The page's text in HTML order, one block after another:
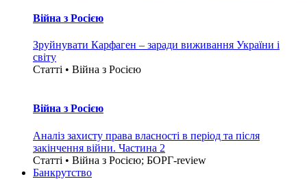
Війна з Росією
Зруйнувати Карфаген – заради виживання України і
світу
Статті • Війна з Росією
Війна з Росією
Аналіз захисту права власності в період та після
закінчення війни. Частина 2
Статті • Війна з Росією; БОРГ-review
Банкрутство